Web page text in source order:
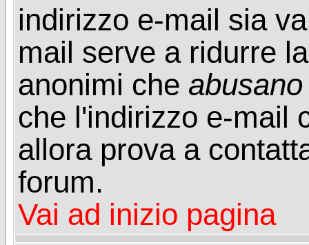
indirizzo e-mail sia
mail serve a ridurre
anonimi che abusano
che l'indirizzo e-mail
allora prova a
forum.
Vai ad inizio pagina